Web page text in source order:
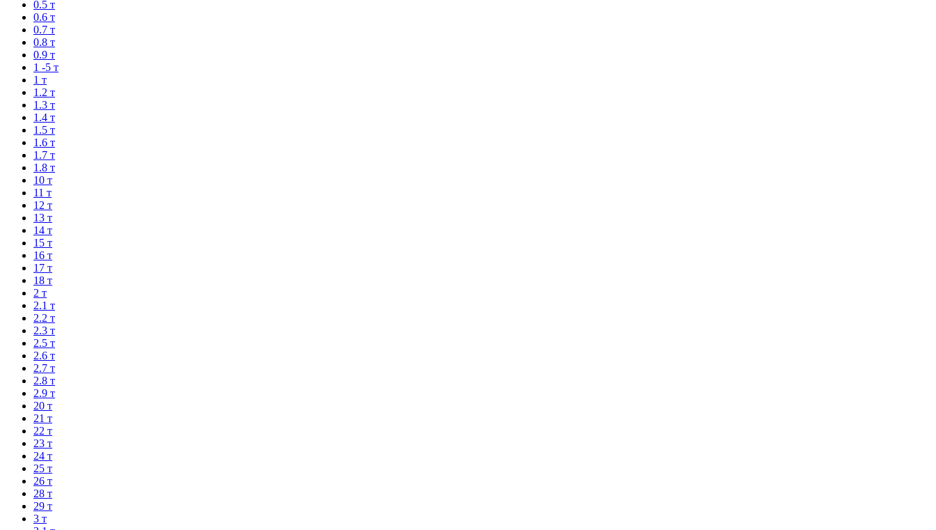
0.5 т
0.6 т
0.7 т
0.8 т
0.9 т
1 -5 т
1 т
1.2 т
1.3 т
1.4 т
1.5 т
1.6 т
1.7 т
1.8 т
10 т
11 т
12 т
13 т
14 т
15 т
16 т
17 т
18 т
2 т
2.1 т
2.2 т
2.3 т
2.5 т
2.6 т
2.7 т
2.8 т
2.9 т
20 т
21 т
22 т
23 т
24 т
25 т
26 т
28 т
29 т
3 т